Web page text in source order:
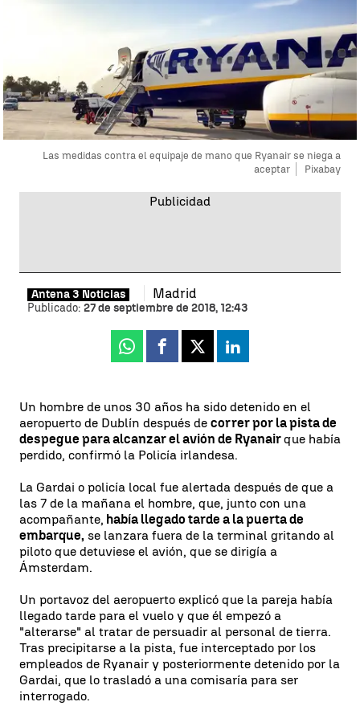
Las medidas contra el equipaje de mano que Ryanair se niega a
aceptar
Pixabay
Antena 3 Noticias Madrid
Publicado: 27 de septiembre de 2018, 12:43
Whatsapp
Facebook
X Linkedin
Un hombre de unos 30 años ha sido detenido en el
aeropuerto de Dublín después de correr por la pista de
despegue para alcanzar el avión de Ryanairque había
perdido, confirmó la Policía irlandesa.
La Gardai o policía local fue alertada después de que a
las 7 de la mañana el hombre, que, junto con una
acompañante, había llegado tarde a la puerta de
embarque, se lanzara fuera de la terminal gritando al
piloto que detuviese el avión, que se dirigía a
Ámsterdam.
Un portavoz del aeropuerto explicó que la pareja había
llegado tarde para el vuelo y que él empezó a
"alterarse" al tratar de persuadir al personal de tierra.
Tras precipitarse a la pista, fue interceptado por los
empleados de Ryanair y posteriormente detenido por la
Gardai, que lo trasladó a una comisaría para ser
interrogado.